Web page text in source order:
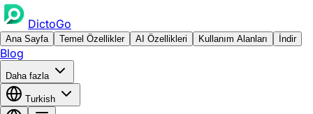
DictoGo
Ana Sayfa Temel Özellikler AI Özellikleri Kullanım Alanları İndir
Blog
Daha fazla
Turkish